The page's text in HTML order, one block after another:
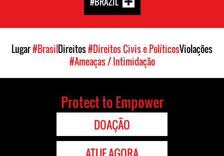
Lugar#BrasilDireitos#Direitos Civis e PolíticosViolações
#Ameaças / Intimidação
Protect to Empower
DOAÇÃO